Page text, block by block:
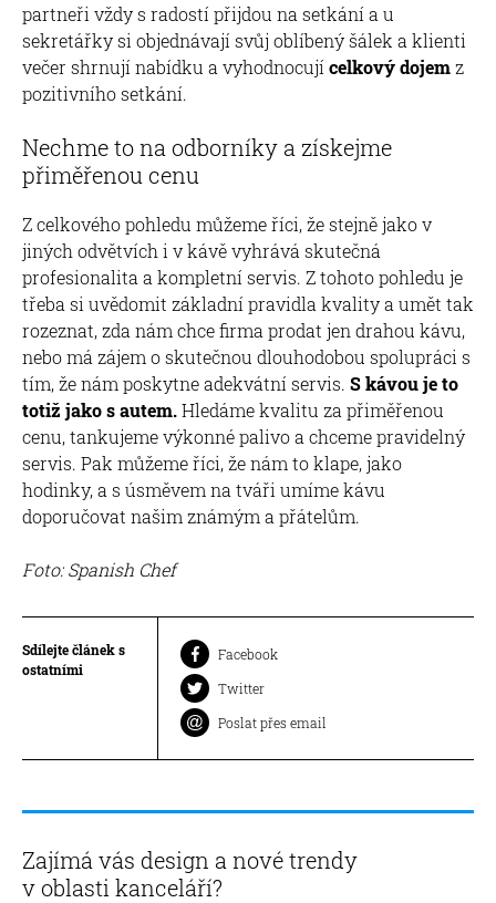
partneři vždy s radostí přijdou na setkání a u
sekretářky si objednávají svůj oblíbený šálek a klienti
večer shrnují nabídku a vyhodnocují celkový dojemz
pozitivního setkání.
Nechme to na odborníky a získejme
přiměřenou cenu
Z celkového pohledu můžeme říci, že stejně jako v
jiných odvětvích i v kávě vyhrává skutečná
profesionalita a kompletní servis. Z tohoto pohledu je
třeba si uvědomit základní pravidla kvality a umět tak
rozeznat, zda nám chce firma prodat jen drahou kávu,
nebo má zájem o skutečnou dlouhodobou spolupráci s
tím, že nám poskytne adekvátní servis. S kávou je to
totiž jako s autem.Hledáme kvalitu za přiměřenou
cenu, tankujeme výkonné palivo a chceme pravidelný
servis. Pak můžeme říci, že nám to klape, jako
hodinky, a s úsměvem na tváři umíme kávu
doporučovat našim známým a přátelům.
Foto: Spanish Chef
Sdílejte článek s
ostatními
Facebook
Twitter
Poslat přes email
Zajímá vás design a nové trendy
v oblasti kanceláří?